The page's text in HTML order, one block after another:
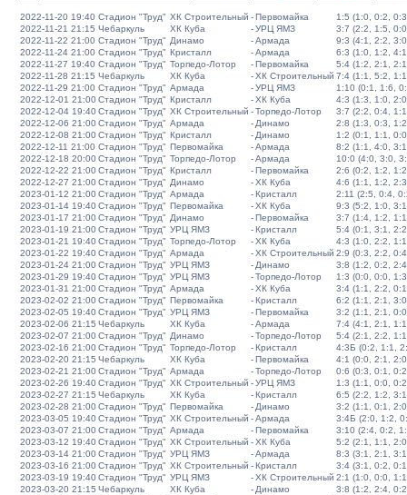
2022-11-20 19:40 Стадион "Труд" ХК Строительный -Первомайка
1:5 (1:0, 0:2,
2022-11-21 21:15 Чебаркуль ХК Куба -УРЦ ЯМЗ
3:7 (2:2, 1:5,
2022-11-22 21:00 Стадион "Труд" Динамо -Армада
9:3 (4:1, 2:2,
2022-11-24 21:00 Стадион "Труд" Кристалл -Армада
6:3 (1:0, 1:2,
2022-11-27 19:40 Стадион "Труд" Торпедо-Лотор -Первомайка
5:4 (1:2, 2:1,
2022-11-28 21:15 Чебаркуль ХК Куба -ХК Строительный 7:4 (1:1, 5:2,
2022-11-29 21:00 Стадион "Труд" Армада -УРЦ ЯМЗ
1:10 (0:1, 1:6,
2022-12-01 21:00Стадион "Труд" Кристалл -ХК Куба
4:3 (1:3, 1:0,
2022-12-04 19:40Стадион "Труд" ХК Строительный -Торпедо-Лотор
3:7 (2:2, 0:4,
2022-12-06 21:00Стадион "Труд" Армада - Динамо
2:8 (1:3, 0:3,
2022-12-08 21:00Стадион "Труд" Кристалл - Динамо
1:2 (0:1, 1:1,
2022-12-11 21:00 Стадион "Труд" Первомайка -Армада
8:2 (1:1, 4:0,
2022-12-18 20:00Стадион "Труд" Торпедо-Лотор -Армада
10:0 (4:0, 3:0,
2022-12-22 21:00Стадион "Труд" Кристалл -Первомайка
2:6 (0:2, 1:2,
2022-12-27 21:00Стадион "Труд" Динамо -ХК Куба
4:6 (1:1, 1:2,
2023-01-12 21:00Стадион "Труд" Армада -Кристалл
2:11 (2:5, 0:4,
2023-01-14 19:40Стадион "Труд" Первомайка -ХК Куба
9:3 (5:2, 1:0,
2023-01-17 21:00Стадион "Труд" Динамо -Первомайка
3:7 (1:4, 1:2,
2023-01-19 21:00Стадион "Труд" УРЦ ЯМЗ -Кристалл
5:4 (0:1, 3:1,
2023-01-21 19:40Стадион "Труд" Торпедо-Лотор -ХК Куба
4:3 (1:0, 2:2,
2023-01-22 19:40Стадион "Труд" Армада -ХК Строительный 2:9 (0:3, 2:2,
2023-01-24 21:00Стадион "Труд" УРЦ ЯМЗ - Динамо
3:8 (1:2, 0:2,
2023-01-29 19:40Стадион "Труд" УРЦ ЯМЗ -Торпедо-Лотор
1:3 (0:0, 0:0,
2023-01-31 21:00Стадион "Труд" Армада -ХК Куба
3:4 (1:1, 2:2,
2023-02-02 21:00Стадион "Труд" Первомайка -Кристалл
6:2 (1:1, 2:1,
2023-02-05 19:40Стадион "Труд" УРЦ ЯМЗ -Первомайка
3:2 (1:1, 2:1,
2023-02-06 21:15 Чебаркуль ХК Куба -Армада
7:4 (4:1, 2:1,
2023-02-07 21:00Стадион "Труд" Динамо -Торпедо-Лотор
5:4 (2:1, 2:2,
2023-02-16 21:00Стадион "Труд" Торпедо-Лотор -Кристалл
4:3Б (0:2, 1:1,
2023-02-20 21:15 Чебаркуль ХК Куба -Первомайка
4:1 (0:0, 2:1,
2023-02-21 21:00Стадион "Труд" Армада -Торпедо-Лотор
0:6 (0:3, 0:1,
2023-02-26 19:40Стадион "Труд" ХК Строительный -УРЦ ЯМЗ
1:3 (1:1, 0:0,
2023-02-27 21:15 Чебаркуль ХК Куба -Кристалл
6:5 (2:2, 1:2,
2023-02-28 21:00Стадион "Труд" Первомайка - Динамо
3:2 (1:1, 0:1,
2023-03-05 19:40Стадион "Труд" ХК Строительный -Армада
3:4Б (2:0, 1:2,
2023-03-07 21:00Стадион "Труд" Армада -Первомайка
3:10 (2:4, 0:2,
2023-03-12 19:40Стадион "Труд" ХК Строительный -ХК Куба
5:2 (2:1, 1:1,
2023-03-14 21:00Стадион "Труд" УРЦ ЯМЗ -Армада
8:3 (3:1, 2:1,
2023-03-16 21:00Стадион "Труд" ХК Строительный -Кристалл
3:4 (3:1, 0:2,
2023-03-19 19:40Стадион "Труд" УРЦ ЯМЗ -ХК Строительный 2:1 (1:0, 0:0,
2023-03-20 21:15 Чебаркуль ХК Куба - Динамо
3:8 (1:2, 2:4,